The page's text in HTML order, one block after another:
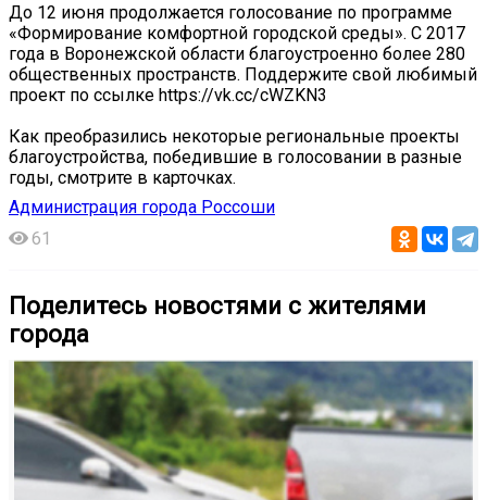
До 12 июня продолжается голосование по программе
«Формирование комфортной городской среды». С 2017
года в Воронежской области благоустроенно более 280
общественных пространств. Поддержите свой любимый
проект по ссылке https://vk.cc/cWZKN3
Как преобразились некоторые региональные проекты
благоустройства, победившие в голосовании в разные
годы, смотрите в карточках.
Администрация города Россоши
61
Поделитесь новостями с жителями
города